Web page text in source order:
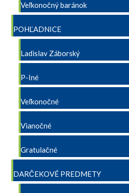
Veľkonočný baránok
POHĽADNICE
Ladislav Záborský
P-Iné
Veľkonočné
Vianočné
Gratulačné
DARČEKOVÉ PREDMETY